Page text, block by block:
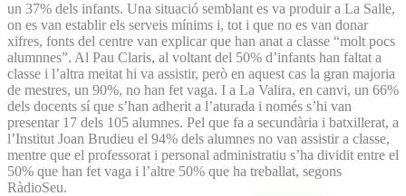
un 37% dels infants. Una situació semblant es va produir a La Salle,
on es van establir els serveis mínims i, tot i que no es van donar
xifres, fonts del centre van explicar que han anat a classe “molt pocs
alumnnes”. Al Pau Claris, al voltant del 50% d’infants han faltat a
classe i l’altra meitat hi va assistir, però en aquest cas la gran majoria
de mestres, un 90%, no han fet vaga. I a La Valira, en canvi, un 66%
dels docents sí que s’han adherit a l’aturada i només s’hi van
presentar 17 dels 105 alumnes. Pel que fa a secundària i batxillerat, a
l’Institut Joan Brudieu el 94% dels alumnes no van assistir a classe,
mentre que el professorat i personal administratiu s’ha dividit entre el
50% que han fet vaga i l’altre 50% que ha treballat, segons
RàdioSeu.